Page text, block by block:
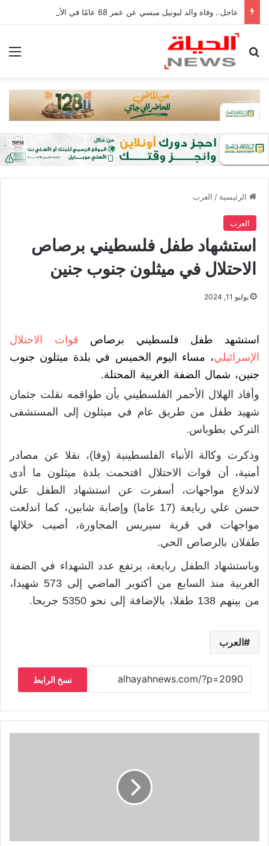
عاجل.. وفاة والد ليونيل ميسي عن عمر 68 عامًا في الأرجنتين
بحث عن
الرئيسية / العرب
العرب
استشهاد طفل فلسطيني برصاص
الاحتلال في ميثلون جنوب جنين
يوليو 11, 2024
استشهد طفل فلسطيني برصاص
قوات الاحتلال
الإسرائيلي، مساء اليوم الخميس في بلدة ميثلون جنوب
جنين، شمال الضفة الغربية المحتلة.
وأفاد الهلال الأحمر الفلسطيني بأن طواقمه نقلت جثمان
شهيد طفل من طريق عام في ميثلون إلى المستشفى
التركي بطوباس.
وذكرت وكالة الأنباء الفلسطينية (وفا)، نقلا عن مصادر
أمنية، أن قوات الاحتلال اقتحمت بلدة ميثلون ما أدى
لاندلاع مواجهات، أسفرت عن استشهاد الطفل علي
حسن علي ربايعة (17 عاما) وإصابة شابين، كما اندلعت
مواجهات في قرية سيريس المجاورة، أصيب خلالها
طفلان بالرصاص الحي.
وباستشهاد الطفل ربايعة، يرتفع عدد الشهداء في الضفة
الغربية منذ السابع من أكتوبر الماضي إلى 573 شهيدا،
من بينهم 138 طفلا، بالإضافة إلى نحو 5350 جريحا.
العرب
نسخ الرابط